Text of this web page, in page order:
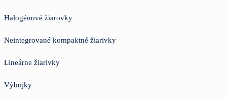
Halogénové žiarovky
Neintegrované kompaktné žiarivky
Lineárne žiarivky
Výbojky